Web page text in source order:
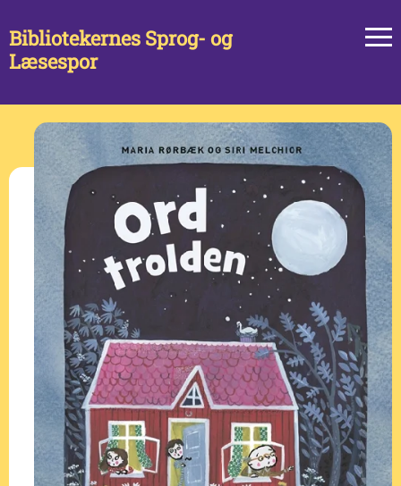
Bibliotekernes Sprog- og
Læsespor